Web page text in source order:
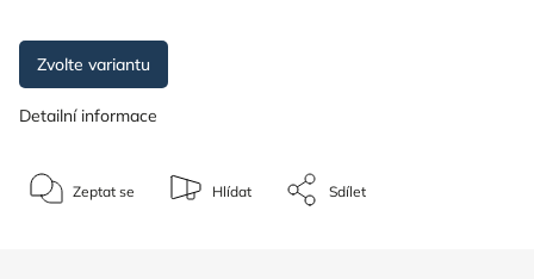
Zvolte variantu
Detailní informace
Zeptat se Hlídat Sdílet